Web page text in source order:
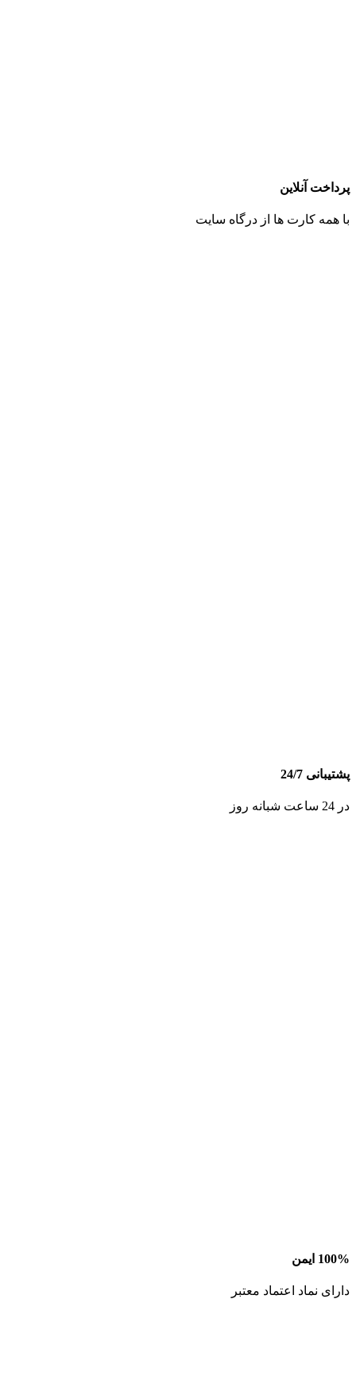
پرداخت آنلاین
با همه کارت ها از درگاه سایت
پشتیبانی 24/7
در 24 ساعت شبانه روز
100% ایمن
دارای نماد اعتماد معتبر